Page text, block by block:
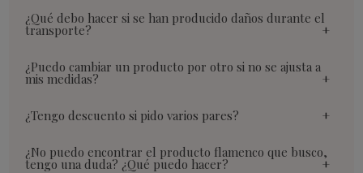
¿Qué debo hacer si se han producido daños durante el
transporte?
¿Puedo cambiar un producto por otro si no se ajusta a
mis medidas?
¿Tengo descuento si pido varios pares?
¿No puedo encontrar el producto flamenco que busco,
tengo una duda? ¿Qué puedo hacer?